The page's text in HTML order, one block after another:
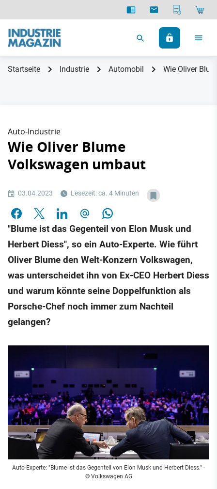
Startseite Industrie Automobil Wie Oliver
Auto-Industrie
Wie Oliver Blume
Volkswagen umbaut
03.04.2023 Lesezeit: ca. 4 Minuten
"Blume ist das Gegenteil von Elon Musk und
Herbert Diess", so ein Auto-Experte. Wie führt
Oliver Blume den Welt-Konzern Volkswagen,
was unterscheidet ihn von Ex-CEO Herbert Diess
und warum könnte seine Doppelfunktion als
Porsche-Chef noch immer zum Nachteil
gelangen?
Auto-Experte: "Blume ist das Gegenteil von Elon Musk und Herbert Diess." -
© Volkswagen AG